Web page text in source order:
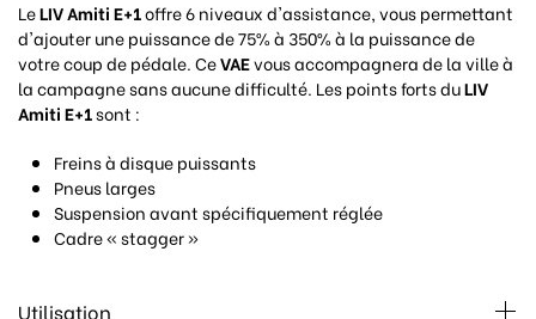
LeLIV Amiti E+1offre 6 niveaux d'assistance, vous permettant
d'ajouter une puissance de 75% à 350% à la puissance de
votre coup de pédale. CeVAEvous accompagnera de la ville à
la campagne sans aucune difficulté. Les points forts duLIV
Amiti E+1sont :
Freins à disque puissants
Pneus larges
Suspension avant spécifiquement réglée
Cadre « stagger »
Utilisation